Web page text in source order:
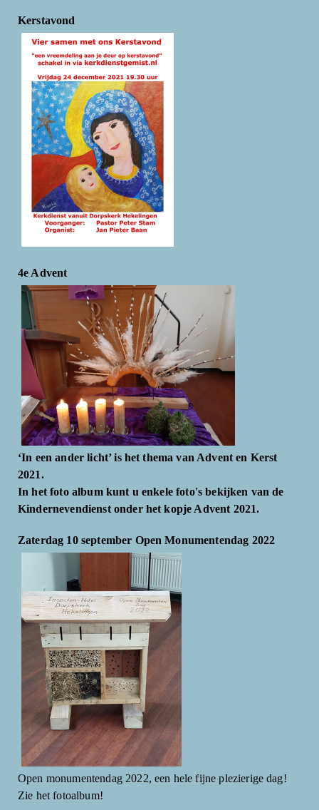
Kerstavond
4e Advent
‘In een ander licht’ is het thema van Advent en Kerst
2021.
In het foto album kunt u enkele foto's bekijken van de
Kindernevendienst onder het kopje Advent 2021.
Zaterdag 10 september Open Monumentendag 2022
Open monumentendag 2022, een hele fijne plezierige dag!
Zie het fotoalbum!